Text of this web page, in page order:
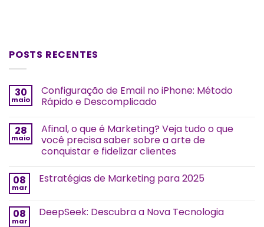
POSTS RECENTES
30
maio
Configuração de Email no iPhone: Método
Rápido e Descomplicado
28
maio
Afinal, o que é Marketing? Veja tudo o que
você precisa saber sobre a arte de
conquistar e fidelizar clientes
08
mar
Estratégias de Marketing para 2025
08
mar
DeepSeek: Descubra a Nova Tecnologia